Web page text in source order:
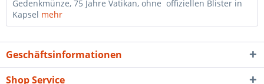
Gedenkmünze, 75 Jahre Vatikan, ohne offiziellen Blister in
Kapsel mehr
Geschäftsinformationen
Shop Service